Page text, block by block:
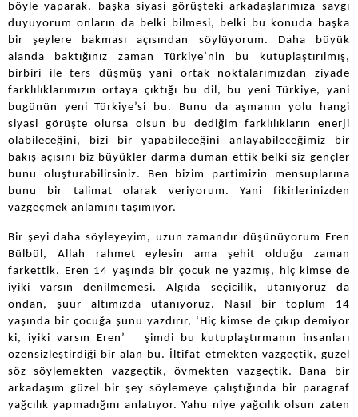
böyle yaparak, başka siyasi görüşteki arkadaşlarımıza saygı
duyuyorum onların da belki bilmesi, belki bu konuda başka
bir şeylere bakması açısından söylüyorum. Daha büyük
alanda baktığınız zaman Türkiye’nin bu kutuplaştırılmış,
birbiri ile ters düşmüş yani ortak noktalarımızdan ziyade
farklılıklarımızın ortaya çıktığı bu dil, bu yeni Türkiye, yani
bugünün yeni Türkiye’si bu. Bunu da aşmanın yolu hangi
siyasi görüşte olursa olsun bu dediğim farklılıkların enerji
olabileceğini, bizi bir yapabileceğini anlayabileceğimiz bir
bakış açısını biz büyükler darma duman ettik belki siz gençler
bunu oluşturabilirsiniz. Ben bizim partimizin mensuplarına
bunu bir talimat olarak veriyorum. Yani fikirlerinizden
vazgeçmek anlamını taşımıyor.
Bir şeyi daha söyleyeyim, uzun zamandır düşünüyorum Eren
Bülbül, Allah rahmet eylesin ama şehit olduğu zaman
farkettik. Eren 14 yaşında bir çocuk ne yazmış, hiç kimse de
iyiki varsın denilmemesi. Algıda seçicilik, utanıyoruz da
ondan, şuur altımızda utanıyoruz. Nasıl bir toplum 14
yaşında bir çocuğa şunu yazdırır, ‘Hiç kimse de çıkıp demiyor
ki, iyiki varsın Eren’ şimdi bu kutuplaştırmanın insanları
özensizleştirdiği bir alan bu. İltifat etmekten vazgeçtik, güzel
söz söylemekten vazgeçtik, övmekten vazgeçtik. Bana bir
arkadaşım güzel bir şey söylemeye çalıştığında bir paragraf
yağcılık yapmadığını anlatıyor. Yahu niye yağcılık olsun zaten